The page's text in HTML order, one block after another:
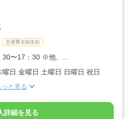
交通費全額支給
〜17：30 ※他、...
日 金曜日 土曜日 日曜日 祝日
っと見る
詳細を見る